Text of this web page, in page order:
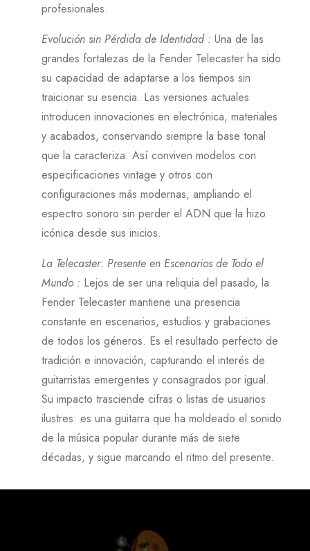
profesionales.
Evolución sin Pérdida de Identidad : Una de las
grandes fortalezas de la Fender Telecaster ha sido
su capacidad de adaptarse a los tiempos sin
traicionar su esencia. Las versiones actuales
introducen innovaciones en electrónica, materiales
y acabados, conservando siempre la base tonal
que la caracteriza. Así conviven modelos con
especificaciones vintage y otros con
configuraciones más modernas, ampliando el
espectro sonoro sin perder el ADN que la hizo
icónica desde sus inicios.
La Telecaster: Presente en Escenarios de Todo el
Mundo : Lejos de ser una reliquia del pasado, la
Fender Telecaster mantiene una presencia
constante en escenarios, estudios y grabaciones
de todos los géneros. Es el resultado perfecto de
tradición e innovación, capturando el interés de
guitarristas emergentes y consagrados por igual.
Su impacto trasciende cifras o listas de usuarios
ilustres: es una guitarra que ha moldeado el sonido
de la música popular durante más de siete
décadas, y sigue marcando el ritmo del presente.